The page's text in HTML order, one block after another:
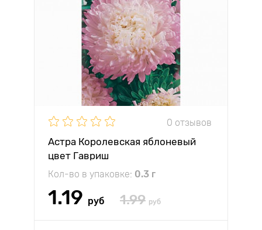
0 отзывов
Астра Королевская яблоневый
цвет Гавриш
Кол-во в упаковке: 0.3 г
1.19 руб 1.99 руб